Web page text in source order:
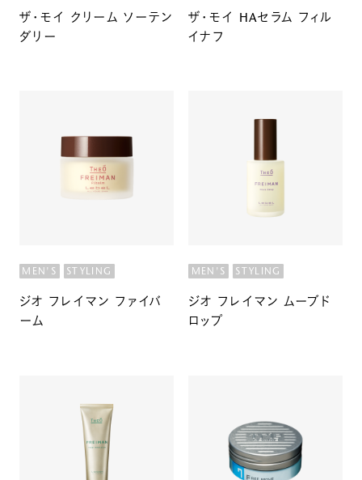
ザ・モイ クリーム ソーテン
ダリー
ザ・モイ HAセラム フィル
イナフ
MEN'S STYLING
ジオ フレイマン ファイバ
ーム
MEN'S STYLING
ジオ フレイマン ムーブド
ロップ